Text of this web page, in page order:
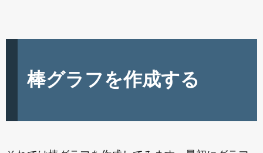
棒グラフを作成する